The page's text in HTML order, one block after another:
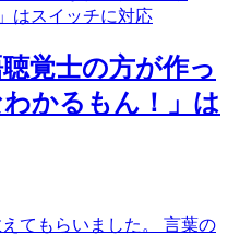
覚士の方が作っ
かるもん！」は
てもらいました。 言葉の